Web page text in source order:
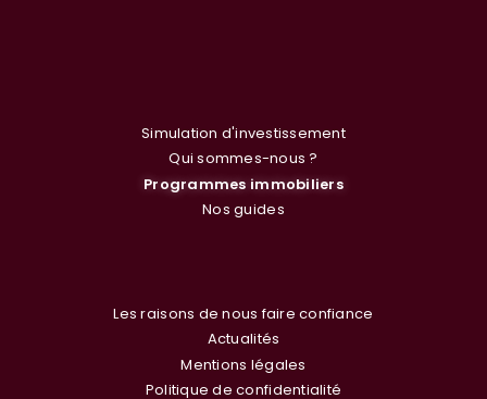
Simulation d'investissement
Qui sommes-nous ?
Programmes immobiliers
Nos guides
Les raisons de nous faire confiance
Actualités
Mentions légales
Politique de confidentialité